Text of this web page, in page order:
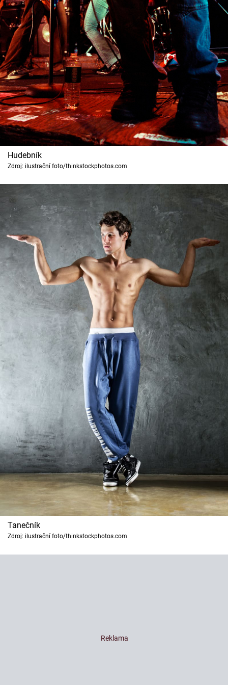
Sledujte prima+
Filmový festival Karlovy Vary
Pořady
Mámy sobě
Přihlášení
Sledujte nás
Hudebník
Zdroj: ilustrační foto/thinkstockphotos.com
Tanečník
Zdroj: ilustrační foto/thinkstockphotos.com